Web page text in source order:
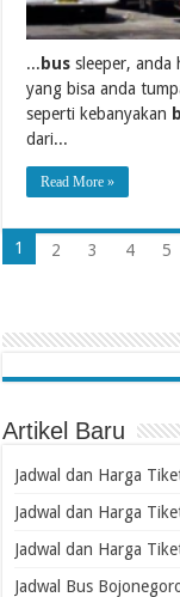
...bus sleeper, anda
yang bisa anda
seperti kebanyakan
dari...
Read More »
1 2 3 4 5
Artikel Baru
Jadwal dan Harga
Jadwal dan Harga
Jadwal dan Harga
Jadwal Bus